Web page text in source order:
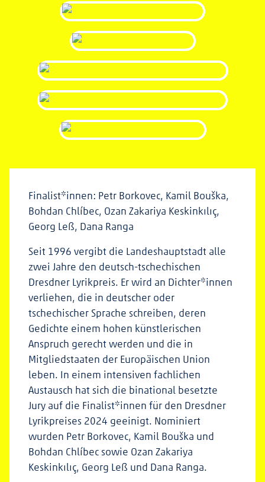
Finalist*innen: Petr Borkovec, Kamil Bouška,
Bohdan Chlíbec, Ozan Zakariya Keskinkılıç,
Georg Leß, Dana Ranga
Seit 1996 vergibt die Landeshauptstadt alle
zwei Jahre den deutsch-tschechischen
Dresdner Lyrikpreis. Er wird an Dichter*innen
verliehen, die in deutscher oder
tschechischer Sprache schreiben, deren
Gedichte einem hohen künstlerischen
Anspruch gerecht werden und die in
Mitgliedstaaten der Europäischen Union
leben. In einem intensiven fachlichen
Austausch hat sich die binational besetzte
Jury auf die Finalist*innen für den Dresdner
Lyrikpreises 2024 geeinigt. Nominiert
wurden Petr Borkovec, Kamil Bouška und
Bohdan Chlíbec sowie Ozan Zakariya
Keskinkılıç, Georg Leß und Dana Ranga.